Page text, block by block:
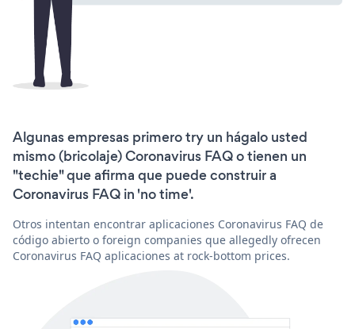
Algunas empresas primero try un hágalo usted
mismo (bricolaje) Coronavirus FAQ o tienen un
"techie" que afirma que puede construir a
Coronavirus FAQ in 'no time'.
Otros intentan encontrar aplicaciones Coronavirus FAQ de
código abierto o foreign companies que allegedly ofrecen
Coronavirus FAQ aplicaciones at rock-bottom prices.